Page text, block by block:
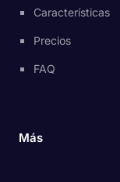
Características
Precios
FAQ
Más